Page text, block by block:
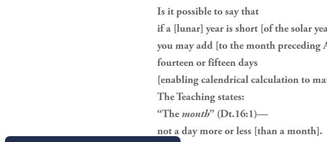
Is it possible to say that
if a [lunar] year is short [of the solar
you may add [to the month preceding
fourteen or fifteen days
[enabling calendrical calculation to
The Teaching states:
“The month” (Dt.16:1)—
not a day more or less [than a month].